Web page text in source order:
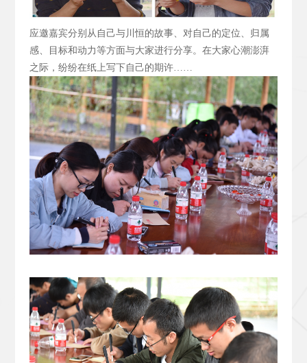
应邀嘉宾分别从自己与川恒的故事、对自己的定位、归属
感、目标和动力等方面与大家进行分享。在大家心潮澎湃
之际，纷纷在纸上写下自己的期许……